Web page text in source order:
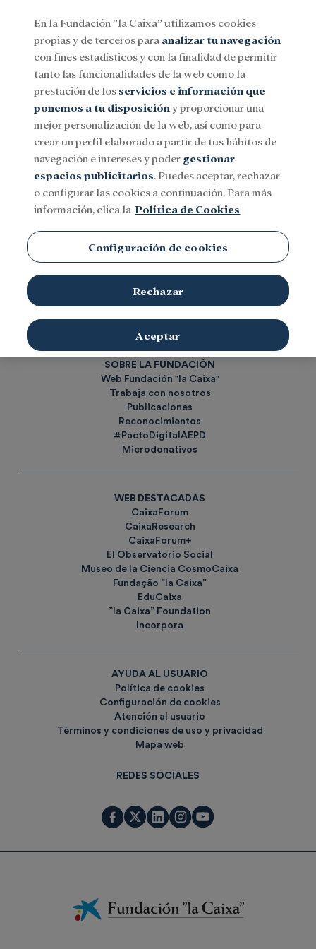
Menu
SocialInvestigación y becasCultura
Bielorrusia
Investigación y becas
Etiquetas
SOBRE LA FUNDACIÓN
Web Fundación "la Caixa"
Trabaja con nosotros
Publicaciones
Reconocimientos
#PactoDigitalAEPD
Microdonativos
WEB DESTACADAS
CaixaForum
CaixaResearch
CaixaForum+
El Observatorio Social
Museo de la Ciencia CosmoCaixa
Fundação ”la Caixa”
EduCaixa
”la Caixa” Foundation
Incorpora
AYUDA AL USUARIO
Política de cookies
Configuración de cookies
Atención al usuario
Términos y condiciones de uso y privacidad
Mapa web
REDES SOCIALES
Fundación
La
En la Fundación ”la Caixa” utilizamos cookies
propias y de terceros para analizar tu navegación
con fines estadísticos y con la finalidad de permitir
tanto las funcionalidades de la web como la
prestación de los servicios e información que
ponemos a tu disposición y proporcionar una
mejor personalización de la web, así como para
crear un perfil elaborado a partir de tus hábitos de
navegación e intereses y poder gestionar
espacios publicitarios. Puedes aceptar, rechazar
o configurar las cookies a continuación. Para más
información, clica la Política de Cookies
Configuración de cookies
Rechazar
Aceptar